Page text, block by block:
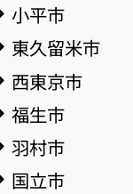
小平市
東久留米市
西東京市
福生市
羽村市
国立市